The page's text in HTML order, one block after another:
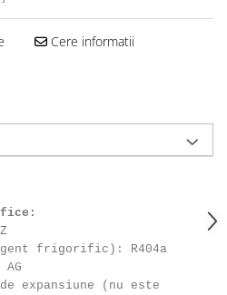
Cere informatii
frigorific): R404a
expansiune (nu este